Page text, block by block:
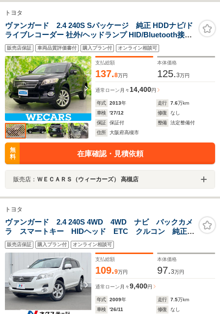
トヨタ
ヴァンガード 2.4 240S Sパッケージ 純正 HDDナビ/ド
ライブレコーダー 社外/ヘッドランプ HID/Bluetooth接
続/ETC/EBD付ABS/横滑り防止装置/クルーズコントロー
ル/バックモニター/フルセグTV/DVD
販売店保証 車両品質評価書付 購入プラン付 オンライン相談可
支払総額
137.8万円
本体価格
125.3万円
通常ローン 月々14,400円
年式 2013年 走行 7.6万km
車検
'27/12 修復
なし
保証
保証付 整備
法定整備付
住所
大阪府高槻市
無
料
在庫確認・見積依頼
販売店： ＷＥＣＡＲＳ（ウィーカーズ） 高槻店
トヨタ
ヴァンガード 2.4 240S 4WD 4WD ナビ バックカメ
ラ スマートキー HIDヘッド ETC クルコン 純正17
インチアルミ オートライト デュアルエアコン
Bluetooth CD DVD再生 フルセグ
販売店保証 購入プラン付 オンライン相談可
支払総額
109.9万円
本体価格
97.3万円
通常ローン 月々9,400円
年式 2009年 走行 7.5万km
車検
'26/11 修復
なし